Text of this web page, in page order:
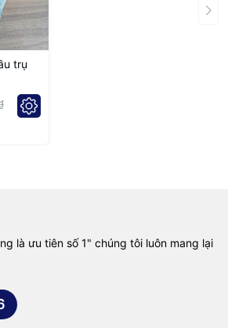
trụ
là ưu tiên số 1" chúng tôi luôn mang lại